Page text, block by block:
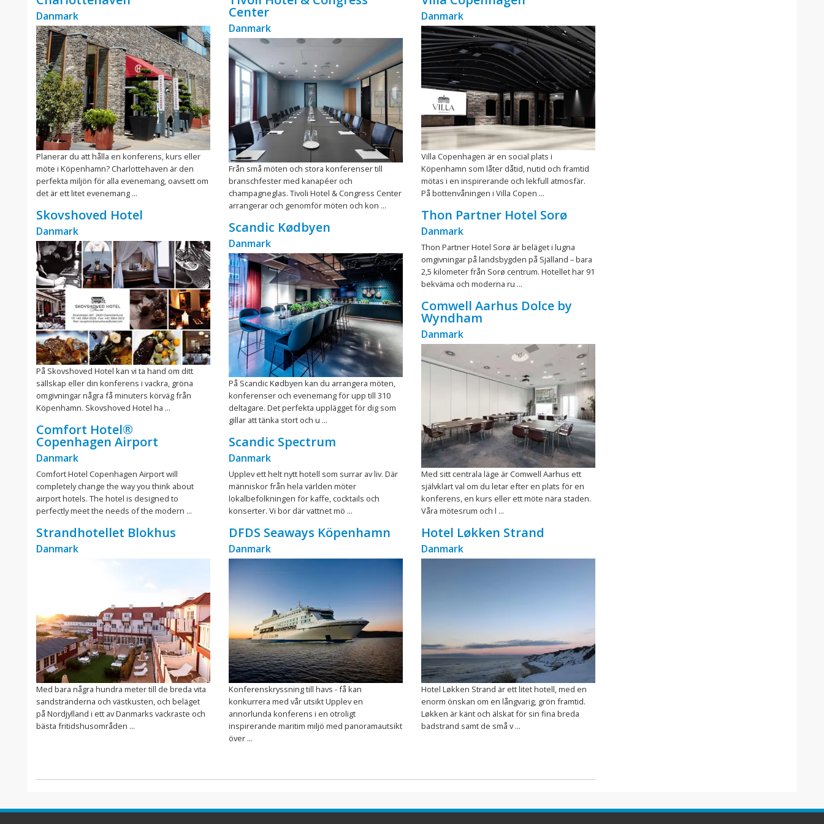
Danmark
Planerar du att hålla en konferens, kurs eller
möte i Köpenhamn? Charlottehaven är den
perfekta miljön för alla evenemang, oavsett om
det är ett litet evenemang ...
Skovshoved Hotel
Danmark
På Skovshoved Hotel kan vi ta hand om ditt
sällskap eller din konferens i vackra, gröna
omgivningar några få minuters körväg från
Köpenhamn. Skovshoved Hotel ha ...
Comfort Hotel®
Copenhagen Airport
Danmark
Comfort Hotel Copenhagen Airport will
completely change the way you think about
airport hotels. The hotel is designed to
perfectly meet the needs of the modern ...
Strandhotellet Blokhus
Danmark
Med bara några hundra meter till de breda vita
sandstränderna och västkusten, och beläget
på Nordjylland i ett av Danmarks vackraste och
bästa fritidshusområden ...
Center
Danmark
Från små möten och stora konferenser till
branschfester med kanapéer och
champagneglas. Tivoli Hotel & Congress Center
arrangerar och genomför möten och kon ...
Scandic Kødbyen
Danmark
På Scandic Kødbyen kan du arrangera möten,
konferenser och evenemang för upp till 310
deltagare. Det perfekta upplägget för dig som
gillar att tänka stort och u ...
Scandic Spectrum
Danmark
Upplev ett helt nytt hotell som surrar av liv. Där
människor från hela världen möter
lokalbefolkningen för kaffe, cocktails och
konserter. Vi bor där vattnet mö ...
DFDS Seaways Köpenhamn
Danmark
Konferenskryssning till havs - få kan
konkurrera med vår utsikt Upplev en
annorlunda konferens i en otroligt
inspirerande maritim miljö med panoramautsikt
över ...
Danmark
Villa Copenhagen är en social plats i
Köpenhamn som låter dåtid, nutid och framtid
mötas i en inspirerande och lekfull atmosfär.
På bottenvåningen i Villa Copen ...
Thon Partner Hotel Sorø
Danmark
Thon Partner Hotel Sorø är beläget i lugna
omgivningar på landsbygden på Själland – bara
2,5 kilometer från Sorø centrum. Hotellet har 91
bekväma och moderna ru ...
Comwell Aarhus Dolce by
Wyndham
Danmark
Med sitt centrala läge är Comwell Aarhus ett
självklart val om du letar efter en plats för en
konferens, en kurs eller ett möte nära staden.
Våra mötesrum och l ...
Hotel Løkken Strand
Danmark
Hotel Løkken Strand är ett litet hotell, med en
enorm önskan om en långvarig, grön framtid.
Løkken är känt och älskat för sin fina breda
badstrand samt de små v ...